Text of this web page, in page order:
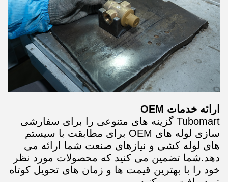
ارائه خدمات OEM
Tubomart گزینه های متنوعی را برای سفارشی
سازی لوله های OEM برای مطابقت با سیستم
های لوله کشی و نیازهای صنعت شما ارائه می
دهد.شما تضمین می کنید که محصولات مورد نظر
خود را با بهترین قیمت ها و زمان های تحویل کوتاه